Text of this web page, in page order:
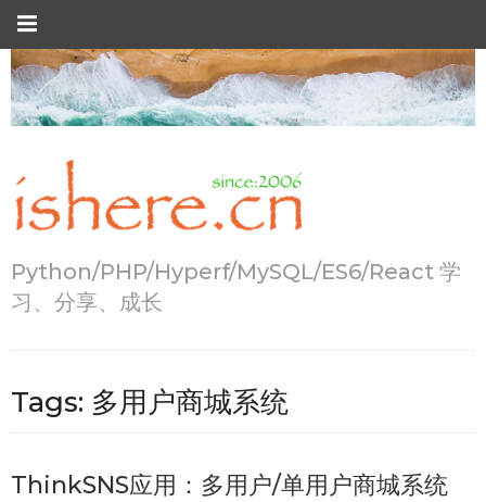
Python/PHP/Hyperf/MySQL/ES6/React 学
习、分享、成长
Tags: 多用户商城系统
ThinkSNS应用：多用户/单用户商城系统